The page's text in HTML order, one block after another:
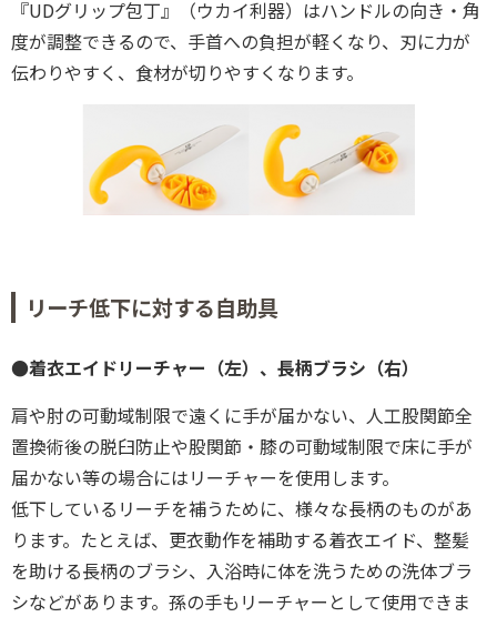
『UDグリップ包丁』（ウカイ利器）はハンドルの向き・角
度が調整できるので、手首への負担が軽くなり、刃に力が
伝わりやすく、食材が切りやすくなります。
リーチ低下に対する自助具
●着衣エイドリーチャー（左）、長柄ブラシ（右）
肩や肘の可動域制限で遠くに手が届かない、人工股関節全
置換術後の脱臼防止や股関節・膝の可動域制限で床に手が
届かない等の場合にはリーチャーを使用します。
低下しているリーチを補うために、様々な長柄のものがあ
ります。たとえば、更衣動作を補助する着衣エイド、整髪
を助ける長柄のブラシ、入浴時に体を洗うための洗体ブラ
シなどがあります。孫の手もリーチャーとして使用できま